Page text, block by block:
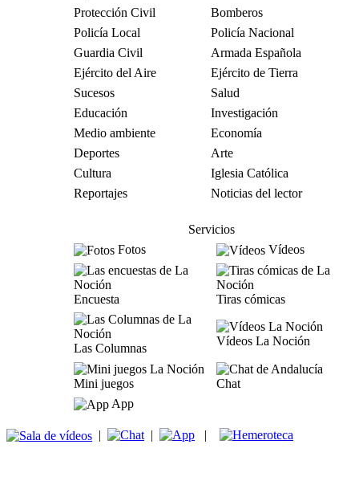
Protección Civil
Bomberos
Policía Local
Policía Nacional
Guardia Civil
Armada Española
Ejército del Aire
Ejército de Tierra
Sucesos
Salud
Educación
Investigación
Medio ambiente
Economía
Deportes
Arte
Cultura
Iglesia Católica
Reportajes
Noticias del lector
Servicios
Fotos
Vídeos
Encuesta Tiras cómicas
Las Columnas
Vídeos La Noción
Mini juegos
Chat
App
| | |